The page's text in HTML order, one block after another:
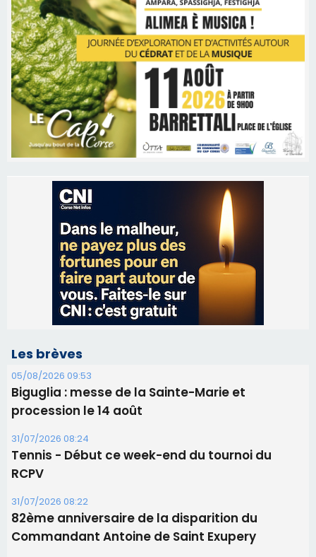
Les brèves
05/08/2026 09:53
Biguglia : messe de la Sainte-Marie et
procession le 14 août
31/07/2026 08:24
Tennis - Début ce week-end du tournoi du
RCPV
31/07/2026 08:22
82ème anniversaire de la disparition du
Commandant Antoine de Saint Exupery